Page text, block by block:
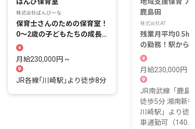
株式会社ばんびーな
保育士さんのための保育室！
0～2歳の子どもたちの成長
を見守りませんか？
月給230,000円 ~
JR各線｢川崎駅｣より徒歩8分
鹿島田
株式会社AT
残業月平均0.5h
の勤務！駅から
規模園
月給230,000円 ~
JR南武線「鹿島
徒歩5分 湘南新
川崎駅」より徒
車通勤可（140...